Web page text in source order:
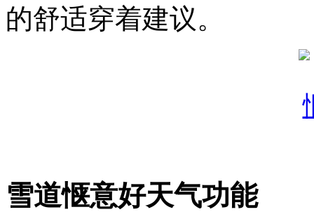
的舒适穿着建议。
雪道惬意好天气功能